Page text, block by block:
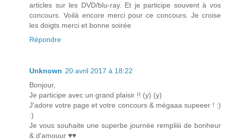
articles sur les DVD/blu-ray. Et je participe souvent à vos
concours. Voilà encore merci pour ce concours. Je croise
les doigts merci et bonne soirée
Répondre
Unknown 20 avril 2017 à 18:22
Bonjour,
Je participe avec un grand plaisir !! (y) (y)
J'adore votre page et votre concours & mégaaa supeeer ! :)
:)
Je vous souhaite une superbe journée rempliiii de bonheur
& d'amouur ♥♥